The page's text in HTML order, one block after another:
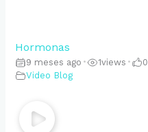
Hormonas
9 meses ago • 1views • 0
Video Blog